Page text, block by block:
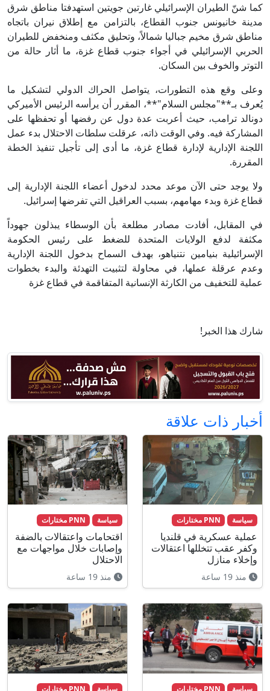
كما شنّ الطيران الإسرائيلي غارتين جويتين استهدفتا مناطق شرق
مدينة خانيونس جنوب القطاع، بالتزامن مع إطلاق نيران باتجاه
مناطق شرق مخيم جباليا شمالاً، وتحليق مكثف ومنخفض للطيران
الحربي الإسرائيلي في أجواء جنوب قطاع غزة، ما أثار حالة من
التوتر والخوف بين السكان.
وعلى وقع هذه التطورات، يتواصل الحراك الدولي لتشكيل ما
يُعرف بـ**"مجلس السلام"**، المقرر أن يرأسه الرئيس الأميركي
دونالد ترامب، حيث أعربت عدة دول عن رفضها أو تحفظها على
المشاركة فيه. وفي الوقت ذاته، عرقلت سلطات الاحتلال بدء عمل
اللجنة الإدارية لإدارة قطاع غزة، ما أدى إلى تأجيل تنفيذ الخطة
المقررة.
ولا يوجد حتى الآن موعد محدد لدخول أعضاء اللجنة الإدارية إلى
قطاع غزة وبدء مهامهم، بسبب العراقيل التي تفرضها إسرائيل.
في المقابل، أفادت مصادر مطلعة بأن الوسطاء يبذلون جهوداً
مكثفة لدفع الولايات المتحدة للضغط على رئيس الحكومة
الإسرائيلية بنيامين نتنياهو، بهدف السماح بدخول اللجنة الإدارية
وعدم عرقلة عملها، في محاولة لتثبيت التهدئة والبدء بخطوات
عملية للتخفيف من الكارثة الإنسانية المتفاقمة في قطاع غزة
شارك هذا الخبر!
أخبار ذات علاقة
سياسة PNN مختارات
عملية عسكرية في قلنديا
وكفر عقب تتخللها اعتقالات
وإخلاء منازل
منذ 19 ساعة
سياسة PNN مختارات
اقتحامات واعتقالات بالضفة
وإصابات خلال مواجهات مع
الاحتلال
منذ 19 ساعة